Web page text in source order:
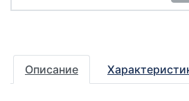
Описание